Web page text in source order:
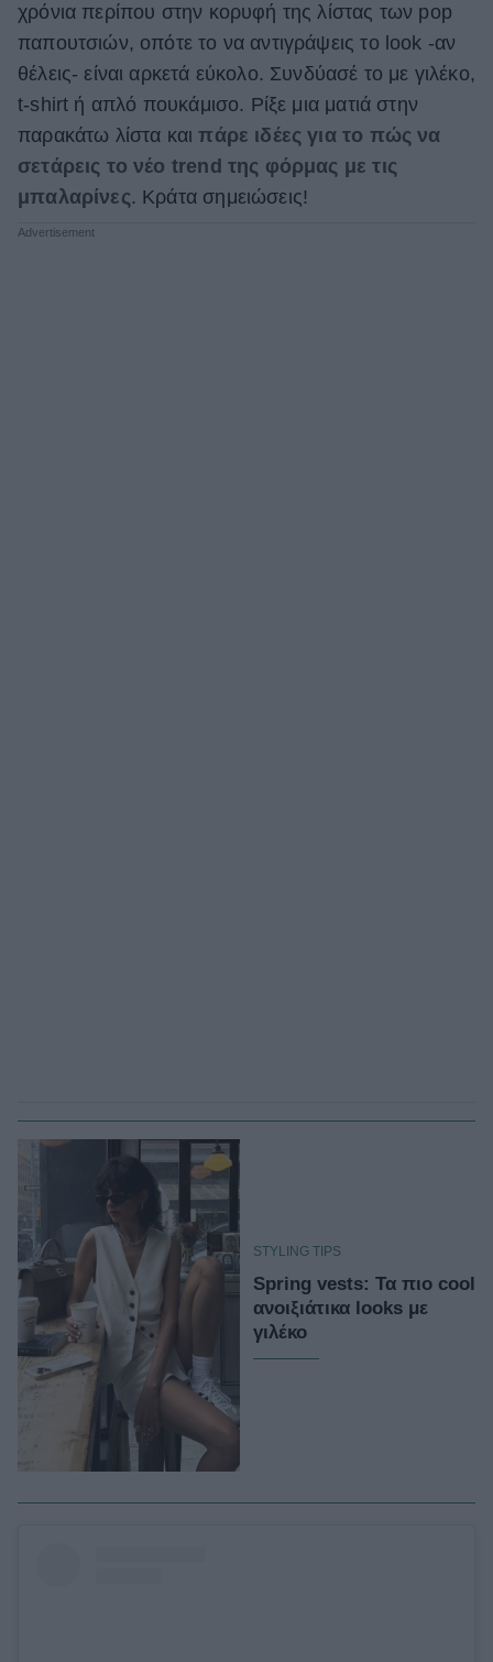
Γάμος
Market News
χρόνια περίπου στην κορυφή της λίστας των pop
παπουτσιών, οπότε το να αντιγράψεις το look -αν
θέλεις- είναι αρκετά εύκολο. Συνδύασέ το με γιλέκο,
t-shirt ή απλό πουκάμισο. Ρίξε μια ματιά στην
παρακάτω λίστα καιπάρε ιδέες για το πώς να
σετάρεις το νέο trend της φόρμας με τις
μπαλαρίνες. Κράτα σημειώσεις!
STYLING TIPS
Spring vests: Τα πιο cool
ανοιξιάτικα looks με
γιλέκο